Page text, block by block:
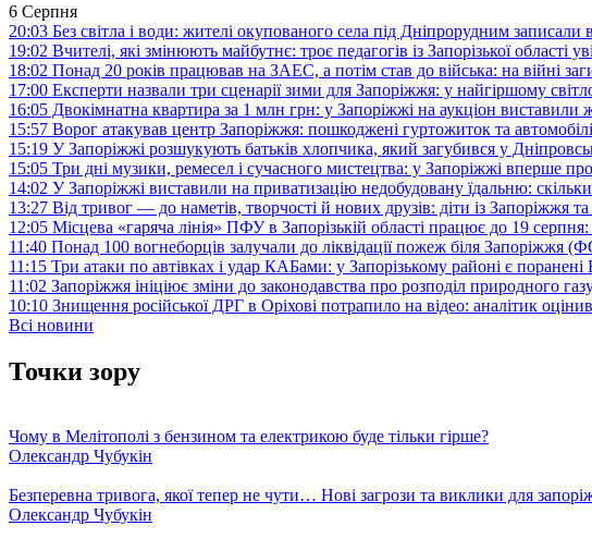
6 Серпня
20:03 Без світла і води: жителі окупованого села під Дніпрорудним записали
19:02 Вчителі, які змінюють майбутнє: троє педагогів із Запорізької
18:02 Понад 20 років працював на ЗАЕС, а потім став до війська: на війні
17:00 Експерти назвали три сценарії зими для Запоріжжя: у найгіршому
16:05 Двокімнатна квартира за 1 млн грн: у Запоріжжі на аукціон
15:57 Ворог атакував центр Запоріжжя: пошкоджені гуртожиток та
15:19 У Запоріжжі розшукують батьків хлопчика, який загубився у
15:05 Три дні музики, ремесел і сучасного мистецтва: у Запоріжжі вперше
14:02 У Запоріжжі виставили на приватизацію недобудовану їдальню:
13:27 Від тривог — до наметів, творчості й нових друзів: діти із
12:05 Місцева «гаряча лінія» ПФУ в Запорізькій області працює до 19
11:40 Понад 100 вогнеборців залучали до ліквідації пожеж біля Запоріжжя
11:15 Три атаки по автівках і удар КАБами: у Запорізькому районі є поранені
11:02 Запоріжжя ініціює зміни до законодавства про розподіл природного
10:10 Знищення російської ДРГ в Оріхові потрапило на відео: аналітик
Всі новини
Точки зору
Чому в Мелітополі з бензином та електрикою буде тільки гірше?
Олександр Чубукін
Безперевна тривога, якої тепер не чути… Нові загрози та виклики для
Олександр Чубукін